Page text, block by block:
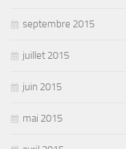
septembre 2015
juillet 2015
juin 2015
mai 2015